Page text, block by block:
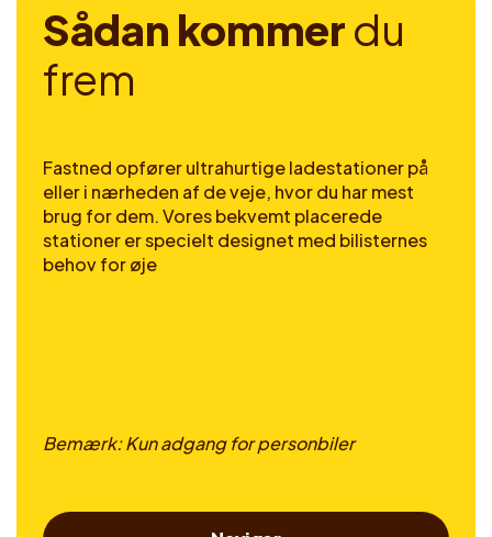
Sådan kommerdu
frem
Fastned opfører ultrahurtige ladestationer på
eller i nærheden af de veje, hvor du har mest
brug for dem. Vores bekvemt placerede
stationer er specielt designet med bilisternes
behov for øje
Bemærk: Kun adgang for personbiler